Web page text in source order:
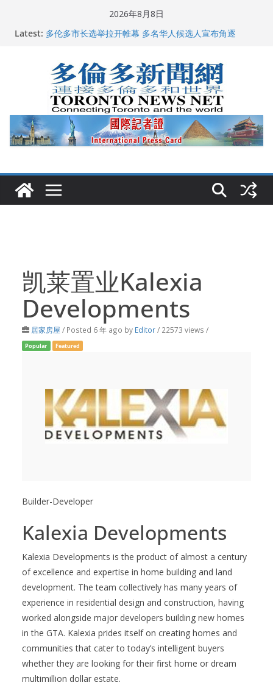
2026年8月8日
Latest: 多伦多市长选举拉开帷幕 多名华人候选人宣布角逐
关加拿大就业
2026加拿大青少年儿童绘画比赛颁奖典礼多伦多举行
龚晓华参加多伦多骄傲大游行 与市民分享竞选理念
凯莱置业Kalexia
Developments
居家房屋 / Posted 6 年 ago by Editor/ 22573 views /
Popular Featured
Builder-Developer
Kalexia Developments
Kalexia Developments is the product of almost a century
of excellence and expertise in home building and land
development. The team collectively has many years of
experience in residential design and construction, having
worked alongside major developers building new homes
in the GTA. Kalexia prides itself on creating homes and
communities that cater to today’s intelligent buyers
whether they are looking for their first home or dream
multimillion dollar estate.